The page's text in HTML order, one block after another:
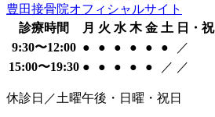
豊田接骨院オフィシャルサイト
診療時間
月 火 水 木 金 土 日・祝
9:30〜12:00 ● ● ● ● ● ●
／
15:00〜19:30 ● ● ● ● ● ／ ／
休診日／土曜午後・日曜・祝日